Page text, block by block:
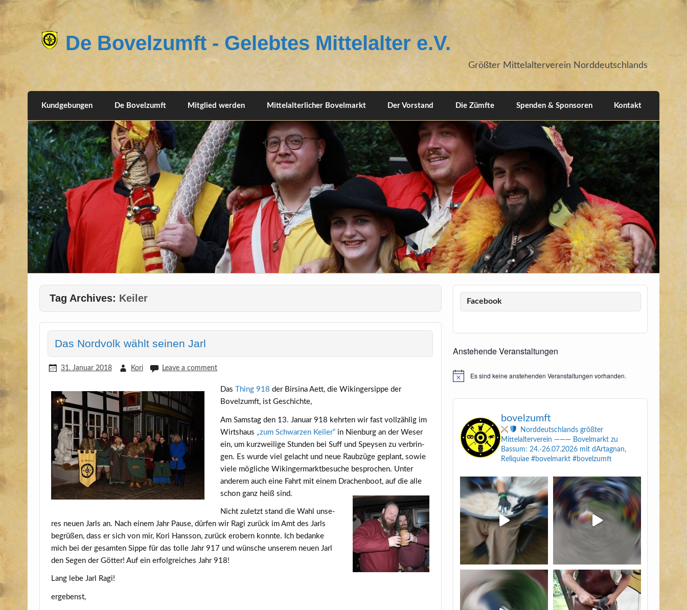
De Bovelzumft - Gelebtes Mittelalter e.V.
Größter Mittelalterverein Norddeutschlands
Kundgebungen De Bovelzumft Mitglied werden Mittelalterlicher Bovelmarkt Der Vorstand Die Zümfte Spenden & Sponsoren Kontakt
Tag Archives: Keiler
Das Nordvolk wählt seinen Jarl
31. Januar 2018 Kori Leave a comment
Das Thing 918 der Bir­si­na Aett, die Wikin­ger­sip­pe der
Bovelzumft, ist Geschichte,
Am Sams­tag den 13. Janu­ar 918 kehr­ten wir fast voll­zäh­lig im
Wirts­haus „zum Schwar­zen Kei­ler“in Nien­burg an der Weser
ein, um kurz­wei­li­ge Stun­den bei Suff und Spey­sen zu ver­brin­
gen. Es wur­de viel gelacht und neue Raub­zü­ge geplant, sowie
vie­le mög­li­che Wikin­ger­markt­be­su­che bespro­chen. Unter
ande­rem auch eine Fahrt mit einem Dra­chen­boot, auf die alle
schon ganz heiß sind.
Nicht zuletzt stand die Wahl unse­
res neu­en Jarls an. Nach einem Jahr Pau­se, dür­fen wir Ragi zurück im Amt des Jarls
begrü­ßen, dass er sich von mir, Kori Hans­son, zurück erobern konn­te. Ich bedan­ke
mich bei dergesam­ten Sip­pe für das tol­le Jahr 917 und wün­sche unse­rem neu­en Jarl
den Segen der Göt­ter! Auf ein erfolg­rei­ches Jahr 918!
Lang lebe Jarl Ragi!
erge­benst,
Facebook
Anstehende Veranstaltungen
HinweisEs sind keine anstehenden Veranstaltungen vorhanden.
bovelzumft
Norddeutschlands größter
Mittelalterverein ———Bovelmarkt zu
Bassum: 24.-26.07.2026mit dArtagnan,
Reliquiae #bovelmarkt #bovelzumft